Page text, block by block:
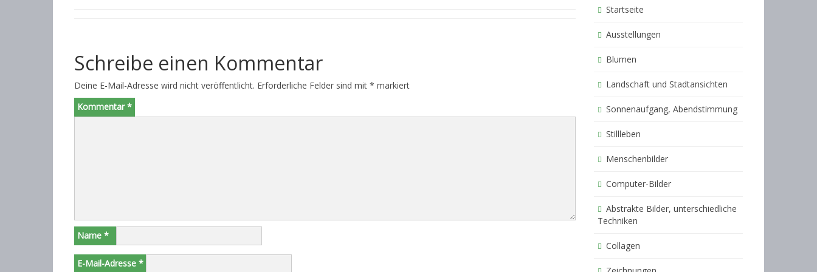
Schreibe einen Kommentar
Deine E-Mail-Adresse wird nicht veröffentlicht. Erforderliche Felder sind mit * markiert
Kommentar*
Name *
E-Mail-Adresse *
Startseite
Ausstellungen
Blumen
Landschaft und Stadtansichten
Sonnenaufgang, Abendstimmung
Stillleben
Menschenbilder
Computer-Bilder
Abstrakte Bilder, unterschiedliche
Techniken
Collagen